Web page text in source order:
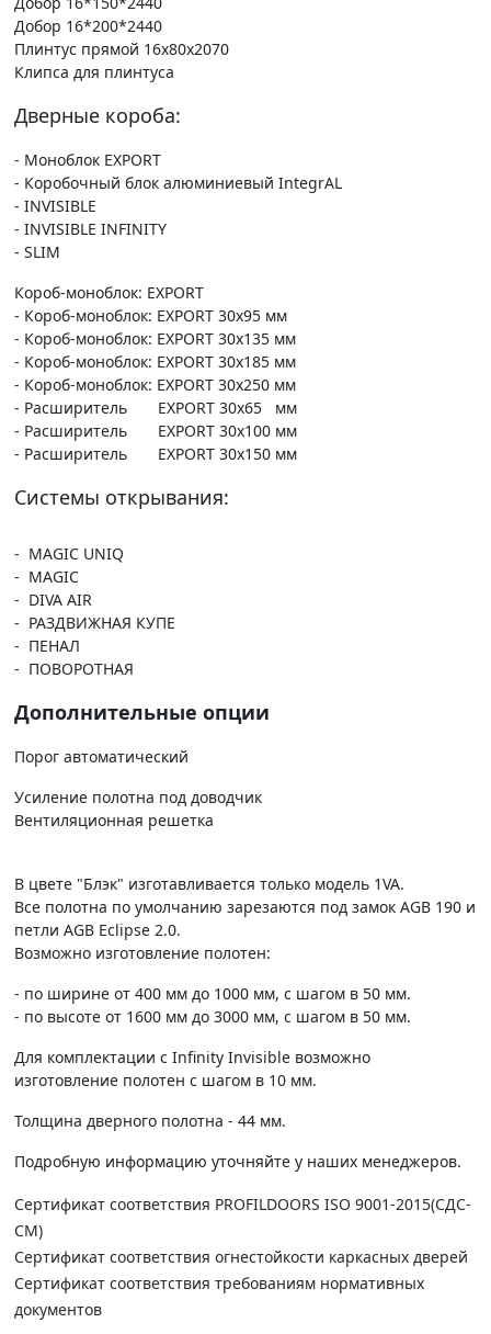
Добор 16*200*2440
Плинтус прямой 16х80х2070
Клипса для плинтуса
Дверные короба:
- Моноблок EXPORT
- Коробочный блок алюминиевый IntegrAL
- INVISIBLE
- INVISIBLE INFINITY
- SLIM
Короб-моноблок: EXPORT
- Короб-моноблок: EXPORT 30х95 мм
- Короб-моноблок: EXPORT 30х135 мм
- Короб-моноблок: EXPORT 30х185 мм
- Короб-моноблок: EXPORT 30х250 мм
- Расширитель EXPORT 30х65 мм
- Расширитель EXPORT 30х100 мм
- Расширитель EXPORT 30х150 мм
Системы открывания:
- MAGIC UNIQ
- MAGIC
- DIVA AIR
- РАЗДВИЖНАЯ КУПЕ
- ПЕНАЛ
- ПОВОРОТНАЯ
Дополнительные опции
Порог автоматический
Усиление полотна под доводчик
Вентиляционная решетка
В цвете "Блэк" изготавливается только модель 1VA.
Все полотна по умолчанию зарезаются под замок AGB 190 и
петли AGB Eclipse 2.0.
Возможно изготовление полотен:
- по ширине от 400 мм до 1000 мм, с шагом в 50 мм.
- по высоте от 1600 мм до 3000 мм, с шагом в 50 мм.
Для комплектации с Infinity Invisible возможно
изготовление полотен с шагом в 10 мм.
Толщина дверного полотна - 44 мм.
Подробную информацию уточняйте у наших менеджеров.
Сертификат соответствия PROFILDOORS ISO 9001-2015(СДС-
СМ)
Сертификат соответствия огнестойкости каркасных дверей
Сертификат соответствия требованиям нормативных
документов